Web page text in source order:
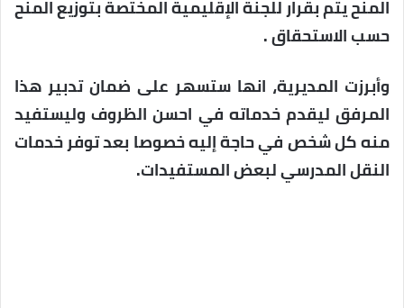
المنح يتم بقرار للجنة الإقليمية المختصة بتوزيع المنح
حسب الاستحقاق .
وأبرزت المديرية، انها ستسهر على ضمان تدبير هذا
المرفق ليقدم خدماته في احسن الظروف وليستفيد
منه كل شخص في حاجة إليه خصوصا بعد توفر خدمات
النقل المدرسي لبعض المستفيدات.